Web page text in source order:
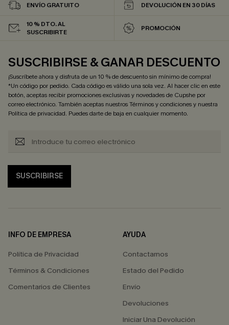
ENVÍO GRATUITO DEVOLUCIÓN EN 30 DÍAS
10 % DTO. AL
SUSCRIBIRTE
PROMOCIÓN
SUSCRIBIRSE & GANAR DESCUENTO
¡Suscríbete ahora y disfruta de un 10 % de descuento sin mínimo de compra!
*Un código por pedido. Cada código es válido una sola vez. Al hacer clic en este
botón, aceptas recibir promociones exclusivas y novedades de Cupshe por
correo electrónico. También aceptas nuestrosTérminos y condicionesy nuestra
Política de privacidad. Puedes darte de baja en cualquier momento.
SUSCRIBIRSE
INFO DE EMPRESA
Política de Privacidad
Términos & Condiciones
Comentarios de Clientes
AYUDA
Contactarnos
Estado del Pedido
Envío
Devoluciones
Iniciar Una Devolución